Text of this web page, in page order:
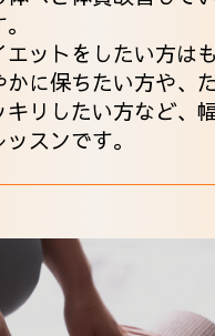
エットをしたい方は
かに保ちたい方や、
リしたい方など、
スンです。